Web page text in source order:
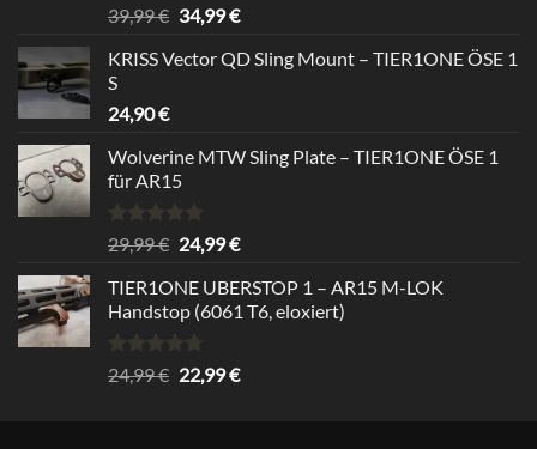
Rated5.00
out of 5
39,99€ Original
was:
34,99€Current
is:
KRISS Vector QD Sling Mount – TIER1ONE ÖSE 1
S
24,90€
Wolverine MTW Sling Plate – TIER1ONE ÖSE 1
für AR15
Rated5.00
out of 5
29,99€ Original
was:
29,99 €.
24,99€Current
is:
24,99 €.
TIER1ONE UBERSTOP 1 – AR15 M-LOK
Handstop (6061 T6, eloxiert)
Rated4.67
out of 5
24,99€ Original
22,99€Current